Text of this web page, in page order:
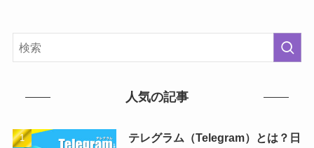
人気の記事
テレグラム（Telegram）とは？日